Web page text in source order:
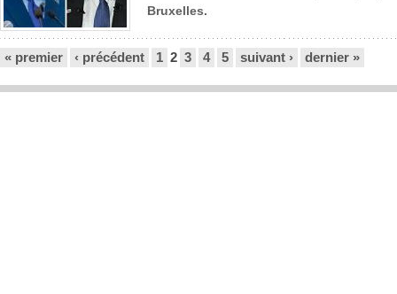
Bruxelles.
« premier ‹ précédent 1 2 3 4 5 suivant › dernier »